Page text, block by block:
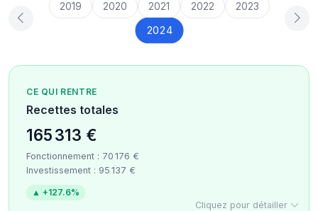
2019 2020 2021 2022 2023
2024
CE QUI RENTRE
Recettes totales
165 313 €
Fonctionnement : 70 176 €
Investissement : 95 137 €
▲ +127.6%
Cliquez pour détailler